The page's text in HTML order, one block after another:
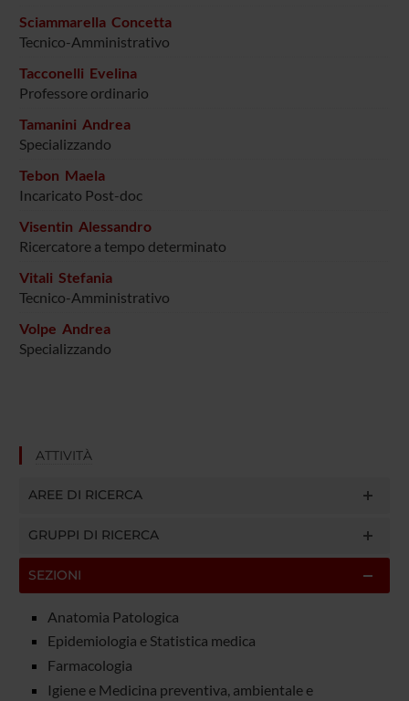
Sciammarella Concetta
Tecnico-Amministrativo
Tacconelli Evelina
Professore ordinario
Tamanini Andrea
Specializzando
Tebon Maela
Incaricato Post-doc
Visentin Alessandro
Ricercatore a tempo determinato
Vitali Stefania
Tecnico-Amministrativo
Volpe Andrea
Specializzando
ATTIVITÀ
AREE DI RICERCA
GRUPPI DI RICERCA
SEZIONI
Anatomia Patologica
Epidemiologia e Statistica medica
Farmacologia
Igiene e Medicina preventiva, ambientale e